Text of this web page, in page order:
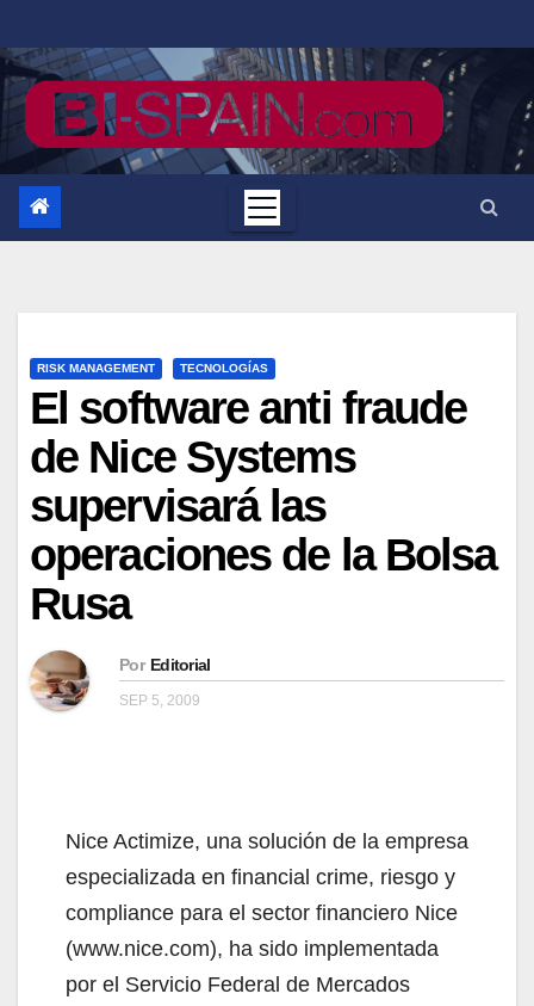
al
contenido
RISK MANAGEMENT TECNOLOGÍAS
El software anti fraude
de Nice Systems
supervisará las
operaciones de la Bolsa
Rusa
Por Editorial
SEP 5, 2009
Nice Actimize, una solución de la empresa
especializada en financial crime, riesgo y
compliance para el sector financiero Nice
(www.nice.com), ha sido implementada
por el Servicio Federal de Mercados